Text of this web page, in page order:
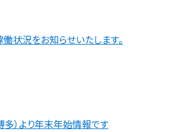
状況をお知らせいたします。
）より年末年始情報です